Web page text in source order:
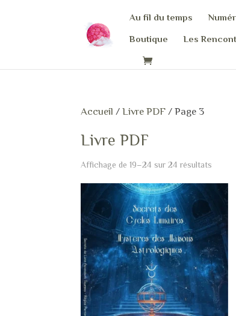
Au fil du temps
Boutique Les
Accueil /Livre PDF / Page 3
Livre PDF
Affichage de 19–24 sur 24 résultats